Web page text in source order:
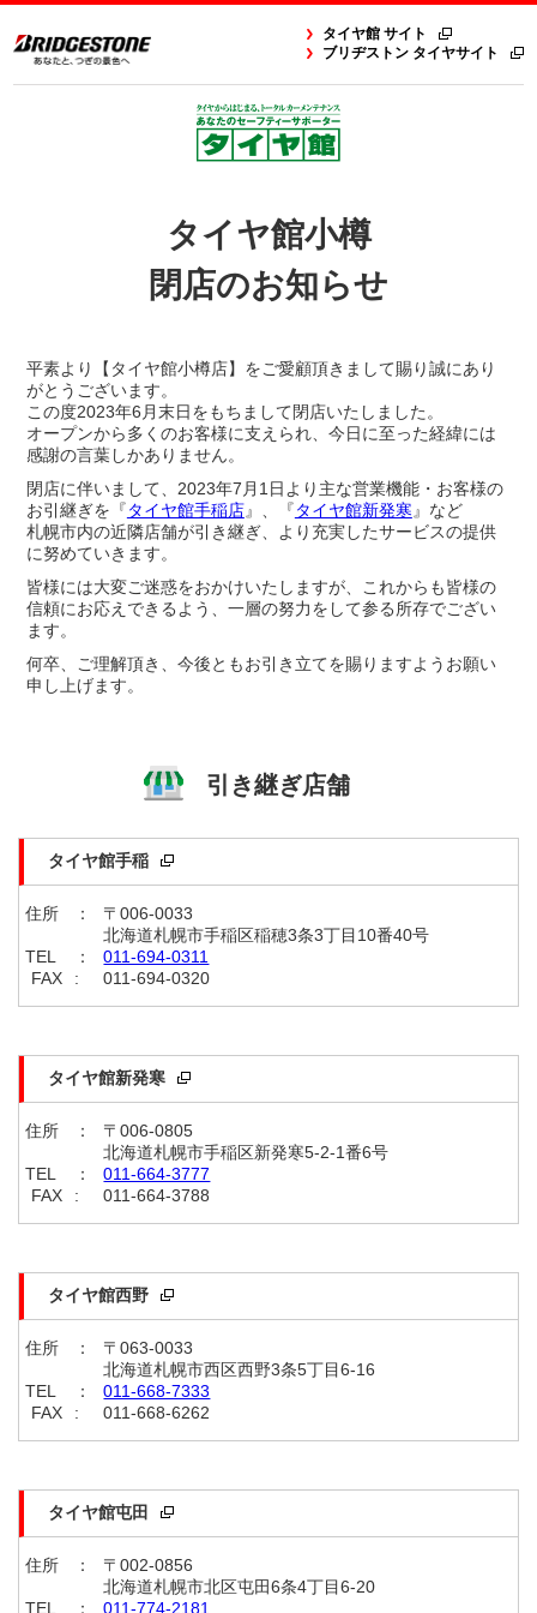
タイヤ館 サイト
ブリヂストン タイヤサイト
タイヤ館小樽
閉店のお知らせ
平素より【タイヤ館小樽店】をご愛顧頂きまして賜り誠にあり
がとうございます。
この度2023年6月末日をもちまして閉店いたしました。
オープンから多くのお客様に支えられ、今日に至った経緯には
感謝の言葉しかありません。
閉店に伴いまして、2023年7月1日より主な営業機能・お客様の
お引継ぎを『タイヤ館手稲店』、『タイヤ館新発寒 』など
札幌市内の近隣店舗が引き継ぎ、より充実したサービスの提供
に努めていきます。
皆様には大変ご迷惑をおかけいたしますが、これからも皆様の
信頼にお応えできるよう、一層の努力をして参る所存でござい
ます。
何卒、ご理解頂き、今後ともお引き立てを賜りますようお願い
申し上げます。
引き継ぎ店舗
タイヤ館手稲
住所 ：
〒006-0033
北海道札幌市手稲区稲穂3条3丁目10番40号
TEL
：
011-694-0311
FAX
: 011-694-0320
タイヤ館新発寒
住所 ：
〒006-0805
北海道札幌市手稲区新発寒5-2-1番6号
TEL
：
011-664-3777
FAX
: 011-664-3788
タイヤ館西野
住所 ：
〒063-0033
北海道札幌市西区西野3条5丁目6-16
TEL
：
011-668-7333
FAX
: 011-668-6262
タイヤ館屯田
住所 ：
〒002-0856
北海道札幌市北区屯田6条4丁目6-20
TEL
： 011-774-2181